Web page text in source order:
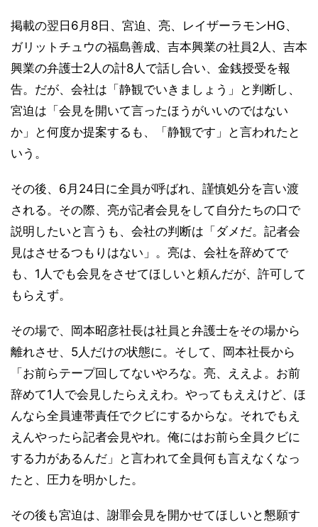
掲載の翌日6月8日、宮迫、亮、レイザーラモンHG、
ガリットチュウの福島善成、吉本興業の社員2人、吉本
興業の弁護士2人の計8人で話し合い、金銭授受を報
告。だが、会社は「静観でいきましょう」と判断し、
宮迫は「会見を開いて言ったほうがいいのではない
か」と何度か提案するも、「静観です」と言われたと
いう。
その後、6月24日に全員が呼ばれ、謹慎処分を言い渡
される。その際、亮が記者会見をして自分たちの口で
説明したいと言うも、会社の判断は「ダメだ。記者会
見はさせるつもりはない」。亮は、会社を辞めてで
も、1人でも会見をさせてほしいと頼んだが、許可して
もらえず。
その場で、岡本昭彦社長は社員と弁護士をその場から
離れさせ、5人だけの状態に。そして、岡本社長から
「お前らテープ回してないやろな。亮、ええよ。お前
辞めて1人で会見したらええわ。やってもええけど、ほ
んなら全員連帯責任でクビにするからな。それでもえ
えんやったら記者会見やれ。俺にはお前ら全員クビに
する力があるんだ」と言われて全員何も言えなくなっ
たと、圧力を明かした。
その後も宮迫は、謝罪会見を開かせてほしいと懇願す